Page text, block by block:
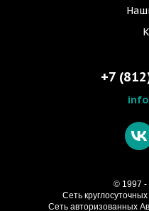
+7
© 1997 -
Cеть
Сеть авторизованных